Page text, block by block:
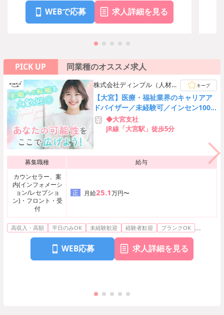
WEBで応募 求人詳細を見る
PICK UP 同業種のオススメ求人
株式会社ディンプル（人材サ
ービス会社）
キープ
【大宮】医療・福祉業界のキャリアア
ドバイザー／未経験可／インセン100
万超実績有
◆大宮支社
JR線「大宮駅」徒歩5分
募集職種
給与
カウンセラー、案
内(インフォメーシ
ョン/レセプショ
ン)・フロント・受
付
正 月給25.1万円〜
高収入・高額 平日のみOK 未経験歓迎 経験者歓迎 ブランクOK ...
WEB応募 求人詳細を見る